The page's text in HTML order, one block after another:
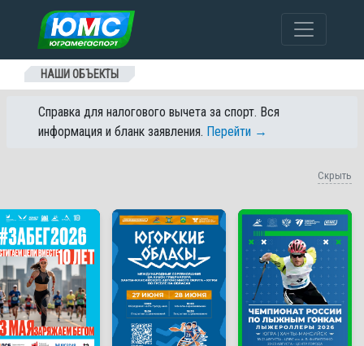
Перейти к содержанию
НАШИ ОБЪЕКТЫ
Справка для налогового вычета за спорт. Вся
информация и бланк заявления. Перейти →
Скрыть